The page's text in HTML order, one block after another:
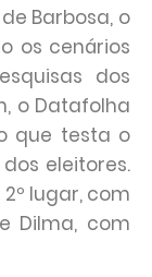
Barbosa, o
os cenários
dos
o Datafolha
que testa o
eleitores.
lugar, com
Dilma, com